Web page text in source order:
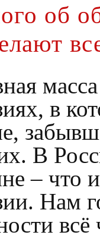
об
в
В
– что
Нам